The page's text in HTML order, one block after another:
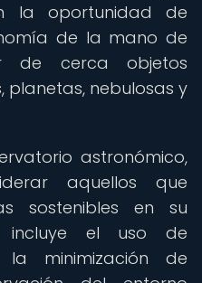
la oportunidad de
de la mano de
de cerca objetos
planetas, nebulosas y
astronómico,
aquellos que
sostenibles en su
incluye el uso de
la minimización de